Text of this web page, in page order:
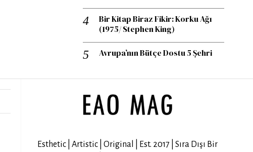
Bir Kitap Biraz Fikir: Korku Ağı
(1975/ Stephen King)
Avrupa’nın Bütçe Dostu 5 Şehri
Esthetic | Artistic | Original | Est. 2017 | Sıra Dışı Bir